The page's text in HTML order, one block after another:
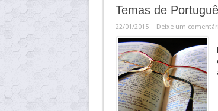
Temas de
22/01/2015 Deixe um